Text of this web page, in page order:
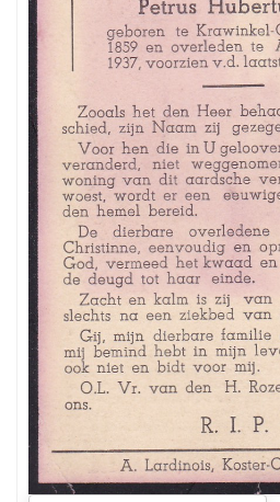
Geleen
op
2
september
1859
,
overleden
te
Amby-
Maastricht
o
5
oktober
1937.
Zij
is
gehuwd
geweest
met
Hendrikus
in